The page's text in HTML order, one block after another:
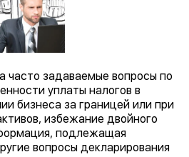
задаваемые вопросы по
уплаты налогов в
бизнеса за границей или при
избежание двойного
подлежащая
вопросы декларирования